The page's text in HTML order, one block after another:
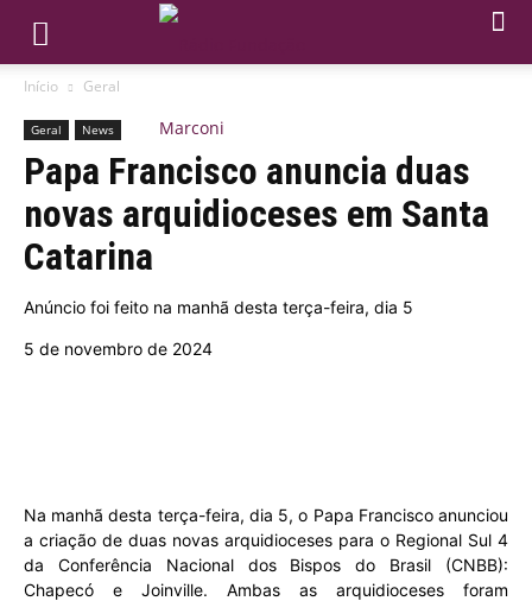
Início Geral
Geral News
Papa Francisco anuncia duas
novas arquidioceses em Santa
Catarina
Anúncio foi feito na manhã desta terça-feira, dia 5
5 de novembro de 2024
Na manhã desta terça-feira, dia 5, o Papa Francisco anunciou
a criação de duas novas arquidioceses para o Regional Sul 4
da Conferência Nacional dos Bispos do Brasil (CNBB):
Chapecó e Joinville. Ambas as arquidioceses foram